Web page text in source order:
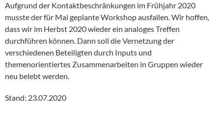
Aufgrund der Kontaktbeschränkungen im Frühjahr 2020
musste der für Mai geplante Workshop ausfallen. Wir hoffen,
dass wir im Herbst 2020 wieder ein analoges Treffen
durchführen können. Dann soll die Vernetzung der
verschiedenen Beteiligten durch Inputs und
themenorientiertes Zusammenarbeiten in Gruppen wieder
neu belebt werden.
Stand: 23.07.2020